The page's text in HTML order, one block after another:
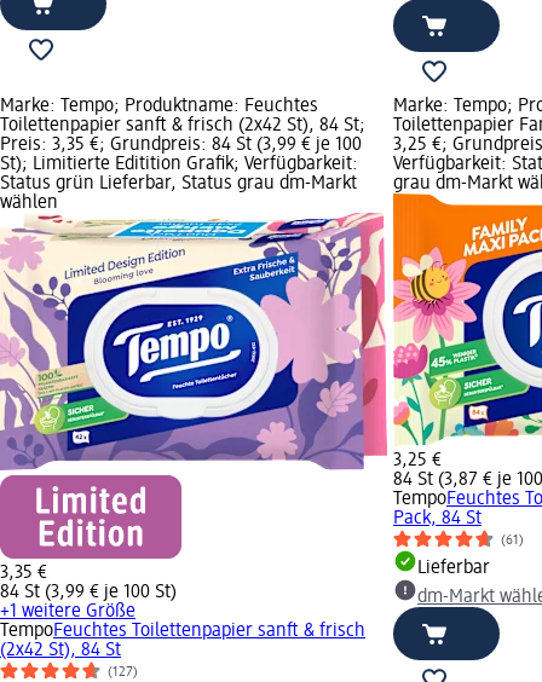
Marke: Tempo; Produktname: Feuchtes
Toilettenpapier sanft & frisch (2x42 St), 84 St;
Preis: 3,35 €; Grundpreis: 84 St (3,99 € je 100
St); Limitierte Editition Grafik; Verfügbarkeit:
Status grün Lieferbar, Status grau dm-Markt
wählen
3,35 €
84 St (3,99 € je 100 St)
+1 weitere Größe
TempoFeuchtes Toilettenpapier sanft & frisch
(2x42 St), 84 St
(127)
Marke: Tempo;
Toilettenpapier
3,25 €;
Verfügbarkeit:
grau dm-Markt
3,25 €
84 St (3,87 € je
TempoFeuchtes
Pack, 84 St
(61)
Lieferbar
dm-Markt